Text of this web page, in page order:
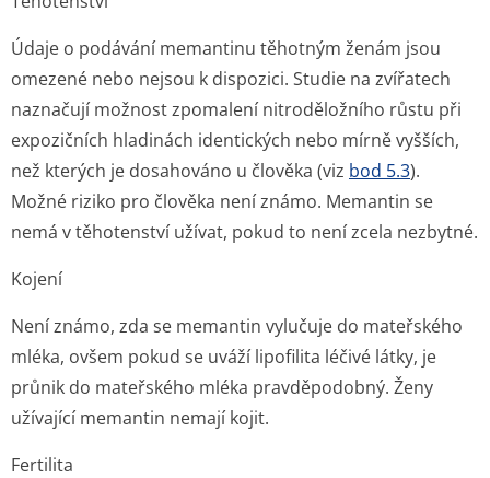
Údaje o podávání memantinu těhotným ženám jsou
omezené nebo nejsou k dispozici. Studie na zvířatech
naznačují možnost zpomalení nitroděložního růstu při
expozičních hladinách identických nebo mírně vyšších,
než kterých je dosahováno u člověka (viz bod 5.3).
Možné riziko pro člověka není známo. Memantin se
nemá v těhotenství užívat, pokud to není zcela nezbytné.
Kojení
Není známo, zda se memantin vylučuje do mateřského
mléka, ovšem pokud se uváží lipofilita léčivé látky, je
průnik do mateřského mléka pravděpodobný. Ženy
užívající memantin nemají kojit.
Fertilita